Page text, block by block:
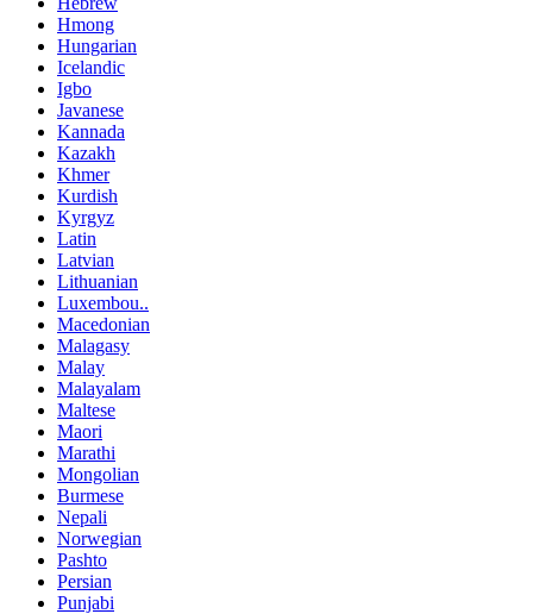
Hmong
Hungarian
Icelandic
Igbo
Javanese
Kannada
Kazakh
Khmer
Kurdish
Kyrgyz
Latin
Latvian
Lithuanian
Luxembou..
Macedonian
Malagasy
Malay
Malayalam
Maltese
Maori
Marathi
Mongolian
Burmese
Nepali
Norwegian
Pashto
Persian
Punjabi